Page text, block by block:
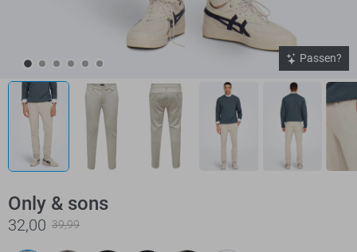
Passen?
Only & sons
32,00 39,99